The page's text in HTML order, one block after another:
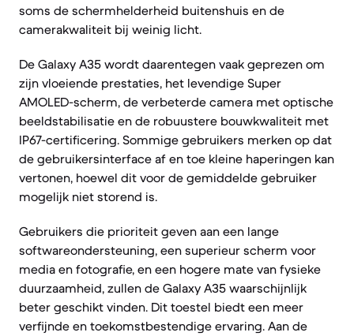
soms de schermhelderheid buitenshuis en de
camerakwaliteit bij weinig licht.
De Galaxy A35 wordt daarentegen vaak geprezen om
zijn vloeiende prestaties, het levendige Super
AMOLED-scherm, de verbeterde camera met optische
beeldstabilisatie en de robuustere bouwkwaliteit met
IP67-certificering. Sommige gebruikers merken op dat
de gebruikersinterface af en toe kleine haperingen kan
vertonen, hoewel dit voor de gemiddelde gebruiker
mogelijk niet storend is.
Gebruikers die prioriteit geven aan een lange
softwareondersteuning, een superieur scherm voor
media en fotografie, en een hogere mate van fysieke
duurzaamheid, zullen de Galaxy A35 waarschijnlijk
beter geschikt vinden. Dit toestel biedt een meer
verfijnde en toekomstbestendige ervaring. Aan de